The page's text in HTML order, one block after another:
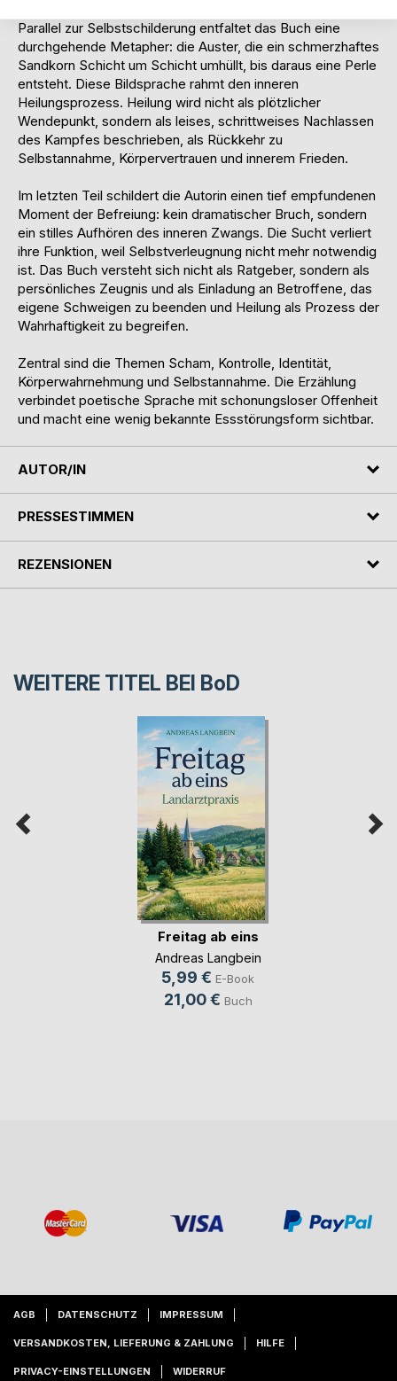
Parallel zur Selbstschilderung entfaltet das Buch eine
durchgehende Metapher: die Auster, die ein schmerzhaftes
Sandkorn Schicht um Schicht umhüllt, bis daraus eine Perle
entsteht. Diese Bildsprache rahmt den inneren
Heilungsprozess. Heilung wird nicht als plötzlicher
Wendepunkt, sondern als leises, schrittweises Nachlassen
des Kampfes beschrieben, als Rückkehr zu
Selbstannahme, Körpervertrauen und innerem Frieden.
Im letzten Teil schildert die Autorin einen tief empfundenen
Moment der Befreiung: kein dramatischer Bruch, sondern
ein stilles Aufhören des inneren Zwangs. Die Sucht verliert
ihre Funktion, weil Selbstverleugnung nicht mehr notwendig
ist. Das Buch versteht sich nicht als Ratgeber, sondern als
persönliches Zeugnis und als Einladung an Betroffene, das
eigene Schweigen zu beenden und Heilung als Prozess der
Wahrhaftigkeit zu begreifen.
Zentral sind die Themen Scham, Kontrolle, Identität,
Körperwahrnehmung und Selbstannahme. Die Erzählung
verbindet poetische Sprache mit schonungsloser Offenheit
und macht eine wenig bekannte Essstörungsform sichtbar.
AUTOR/IN
PRESSESTIMMEN
REZENSIONEN
WEITERE TITEL BEI BoD
Freitag ab eins
Andreas Langbein
5,99 € E-Book
21,00 € Buch
AGB DATENSCHUTZ IMPRESSUM
VERSANDKOSTEN, LIEFERUNG & ZAHLUNG HILFE
PRIVACY-EINSTELLUNGEN WIDERRUF